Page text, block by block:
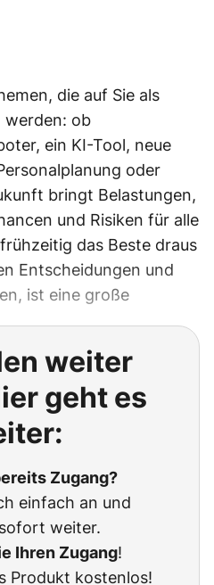
die auf Sie als
werden: ob
ein KI-Tool, neue
oder
bringt Belastungen,
und Risiken für alle
das Beste draus
Entscheidungen und
ist eine große
weiter
geht es
Zugang?
einfach an und
weiter.
Ihren Zugang!
Produkt kostenlos!